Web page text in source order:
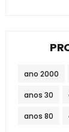
ano 2000
anos 30
anos 80